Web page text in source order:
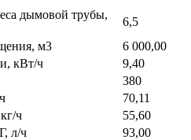
дымовой трубы,
6,5
м3
6 000,00
кВт/ч
9,40
380
70,11
ч
55,60
л/ч
93,00